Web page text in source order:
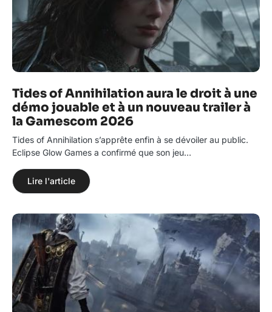
Tides of Annihilation aura le droit à une
démo jouable et à un nouveau trailer à
la Gamescom 2026
Tides of Annihilation s’apprête enfin à se dévoiler au public.
Eclipse Glow Games a confirmé que son jeu…
Lire l'article